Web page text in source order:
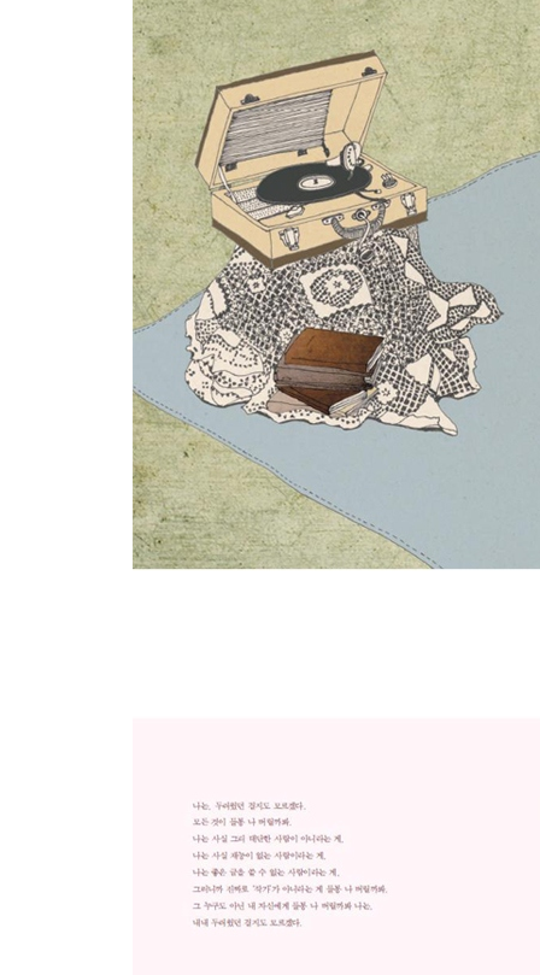
투자 회수 가치
우리는 모두 섬이다
그리운 칭찬
익숙함을 놓아버린다는 것
녹차와 김
규칙놀이
균열
사라져버린 이야기들
그래도 나는 하지 않았어
우리는 누구나 선택한 삶을 살아간다, 기본적으로는
4. 나를, 실망시키지 않았으면 좋겠
나는 이런 어른과의 만남이 즐겁다
형편없는 작가, 제법 괜찮은 작가, 훌륭한 작가, 위
뭘 그렇게 놀래
다른 꿈은 엄두조차 나지 않으니까
무모한 도전
조금 무모한 일이 될지 모른다 해도